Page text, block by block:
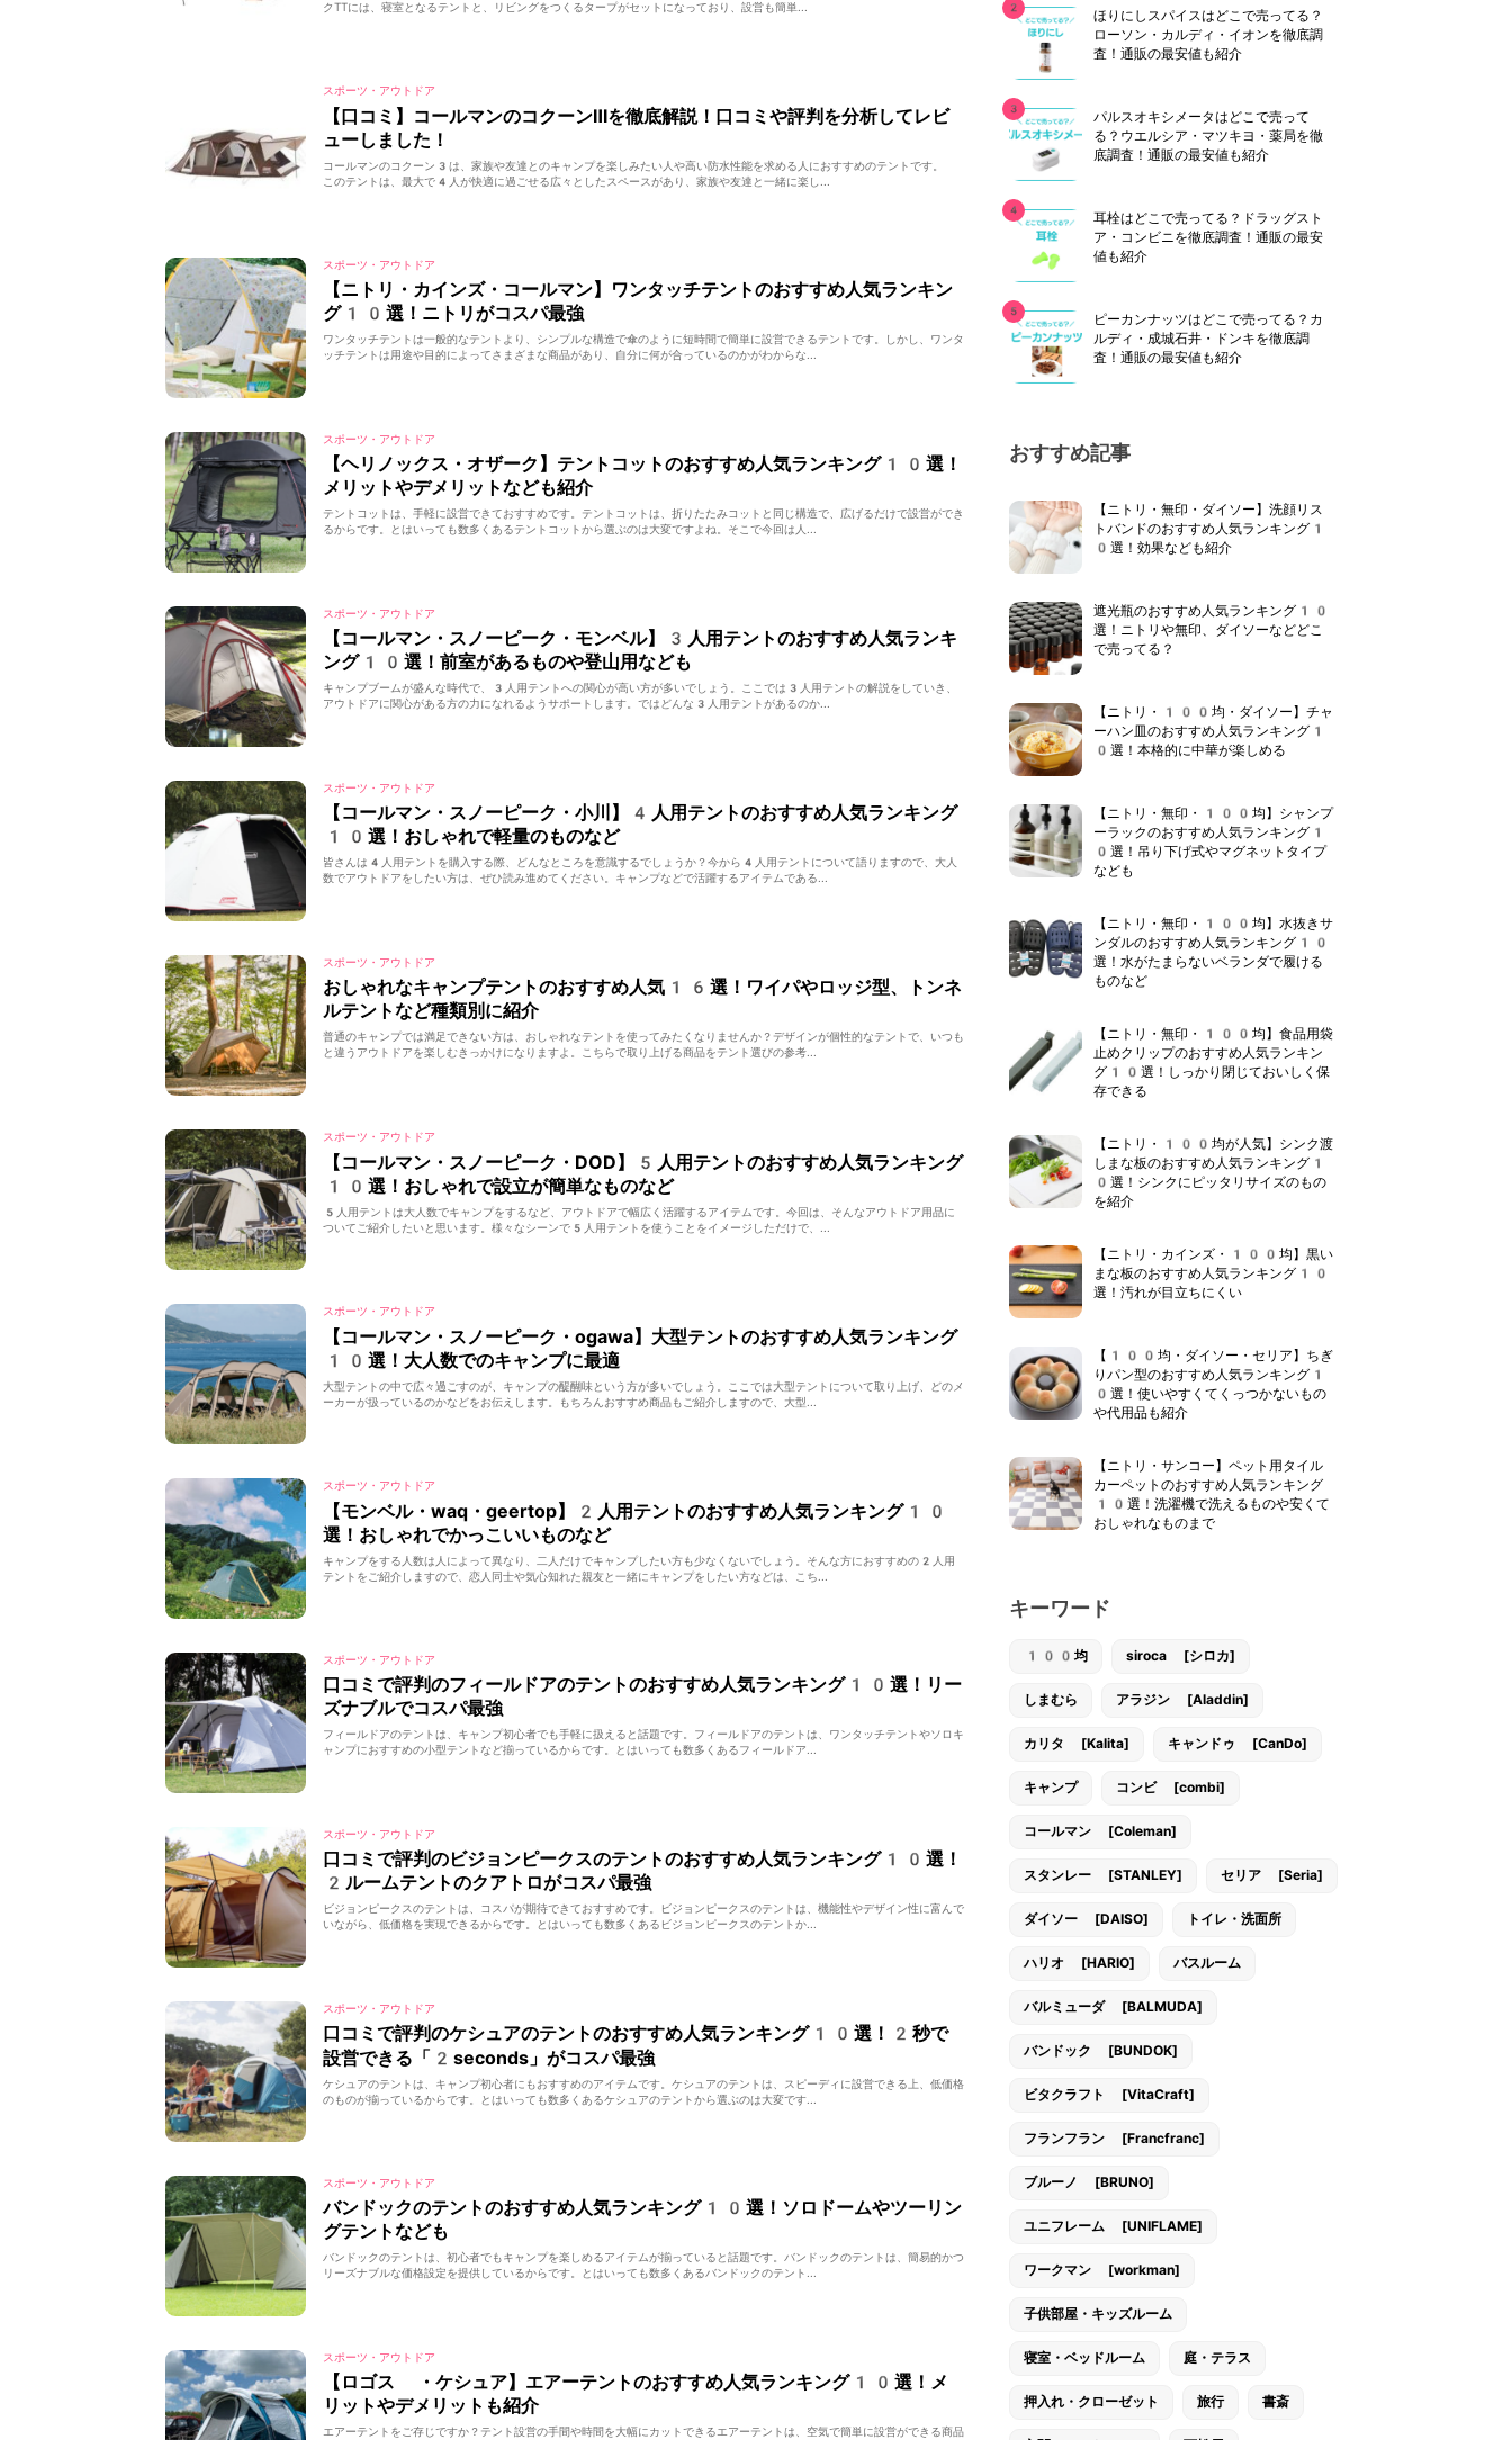
クTTには、寝室となるテントと、リビングをつくるタープがセットになっており、設営も簡単...
スポーツ・アウトドア
【口コミ】コールマンのコクーンⅢを徹底解説！口コミや評判を分析してレビ
ューしました！
コールマンのコクーン3は、家族や友達とのキャンプを楽しみたい人や高い防水性能を求める人におすすめのテントです。
このテントは、最大で4人が快適に過ごせる広々としたスペースがあり、家族や友達と一緒に楽し...
スポーツ・アウトドア
【ニトリ・カインズ・コールマン】ワンタッチテントのおすすめ人気ランキン
グ10選！ニトリがコスパ最強
ワンタッチテントは一般的なテントより、シンプルな構造で傘のように短時間で簡単に設営できるテントです。しかし、ワンタ
ッチテントは用途や目的によってさまざまな商品があり、自分に何が合っているのかがわからな...
スポーツ・アウトドア
【ヘリノックス・オザーク】テントコットのおすすめ人気ランキング10選！
メリットやデメリットなども紹介
テントコットは、手軽に設営できておすすめです。テントコットは、折りたたみコットと同じ構造で、広げるだけで設営ができ
るからです。とはいっても数多くあるテントコットから選ぶのは大変ですよね。そこで今回は人...
スポーツ・アウトドア
【コールマン・スノーピーク・モンベル】3人用テントのおすすめ人気ランキ
ング10選！前室があるものや登山用なども
キャンプブームが盛んな時代で、3人用テントへの関心が高い方が多いでしょう。ここでは3人用テントの解説をしていき、
アウトドアに関心がある方の力になれるようサポートします。ではどんな3人用テントがあるのか...
スポーツ・アウトドア
【コールマン・スノーピーク・小川】4人用テントのおすすめ人気ランキング
10選！おしゃれで軽量のものなど
皆さんは4人用テントを購入する際、どんなところを意識するでしょうか？今から4人用テントについて語りますので、大人
数でアウトドアをしたい方は、ぜひ読み進めてください。キャンプなどで活躍するアイテムである...
スポーツ・アウトドア
おしゃれなキャンプテントのおすすめ人気16選！ワイパやロッジ型、トンネ
ルテントなど種類別に紹介
普通のキャンプでは満足できない方は、おしゃれなテントを使ってみたくなりませんか？デザインが個性的なテントで、いつも
と違うアウトドアを楽しむきっかけになりますよ。こちらで取り上げる商品をテント選びの参考...
スポーツ・アウトドア
【コールマン・スノーピーク・DOD】5人用テントのおすすめ人気ランキング
10選！おしゃれで設立が簡単なものなど
5人用テントは大人数でキャンプをするなど、アウトドアで幅広く活躍するアイテムです。今回は、そんなアウトドア用品に
ついてご紹介したいと思います。様々なシーンで5人用テントを使うことをイメージしただけで、...
スポーツ・アウトドア
【コールマン・スノーピーク・ogawa】大型テントのおすすめ人気ランキング
10選！大人数でのキャンプに最適
大型テントの中で広々過ごすのが、キャンプの醍醐味という方が多いでしょう。ここでは大型テントについて取り上げ、どのメ
ーカーが扱っているのかなどをお伝えします。もちろんおすすめ商品もご紹介しますので、大型...
スポーツ・アウトドア
【モンベル・waq・geertop】2人用テントのおすすめ人気ランキング10
選！おしゃれでかっこいいものなど
キャンプをする人数は人によって異なり、二人だけでキャンプしたい方も少なくないでしょう。そんな方におすすめの2人用
テントをご紹介しますので、恋人同士や気心知れた親友と一緒にキャンプをしたい方などは、こち...
スポーツ・アウトドア
口コミで評判のフィールドアのテントのおすすめ人気ランキング10選！リー
ズナブルでコスパ最強
フィールドアのテントは、キャンプ初心者でも手軽に扱えると話題です。フィールドアのテントは、ワンタッチテントやソロキ
ャンプにおすすめの小型テントなど揃っているからです。とはいっても数多くあるフィールドア...
スポーツ・アウトドア
口コミで評判のビジョンピークスのテントのおすすめ人気ランキング10選！
2ルームテントのクアトロがコスパ最強
ビジョンピークスのテントは、コスパが期待できておすすめです。ビジョンピークスのテントは、機能性やデザイン性に富んで
いながら、低価格を実現できるからです。とはいっても数多くあるビジョンピークスのテントか...
スポーツ・アウトドア
口コミで評判のケシュアのテントのおすすめ人気ランキング10選！2秒で
設営できる「2seconds」がコスパ最強
ケシュアのテントは、キャンプ初心者にもおすすめのアイテムです。ケシュアのテントは、スピーディに設営できる上、低価格
のものが揃っているからです。とはいっても数多くあるケシュアのテントから選ぶのは大変です...
スポーツ・アウトドア
バンドックのテントのおすすめ人気ランキング10選！ソロドームやツーリン
グテントなども
バンドックのテントは、初心者でもキャンプを楽しめるアイテムが揃っていると話題です。バンドックのテントは、簡易的かつ
リーズナブルな価格設定を提供しているからです。とはいっても数多くあるバンドックのテント...
スポーツ・アウトドア
【ロゴス ・ケシュア】エアーテントのおすすめ人気ランキング10選！メ
リットやデメリットも紹介
エアーテントをご存じですか？テント設営の手間や時間を大幅にカットできるエアーテントは、空気で簡単に設営ができる商品
ほりにしスパイスはどこで売ってる？
ローソン・カルディ・イオンを徹底調
査！通販の最安値も紹介
パルスオキシメータはどこで売って
る？ウエルシア・マツキヨ・薬局を徹
底調査！通販の最安値も紹介
耳栓はどこで売ってる？ドラッグスト
ア・コンビニを徹底調査！通販の最安
値も紹介
ピーカンナッツはどこで売ってる？カ
ルディ・成城石井・ドンキを徹底調
査！通販の最安値も紹介
おすすめ記事
【ニトリ・無印・ダイソー】洗顔リス
トバンドのおすすめ人気ランキング1
0選！効果なども紹介
遮光瓶のおすすめ人気ランキング10
選！ニトリや無印、ダイソーなどどこ
で売ってる？
【ニトリ・100均・ダイソー】チャ
ーハン皿のおすすめ人気ランキング1
0選！本格的に中華が楽しめる
【ニトリ・無印・100均】シャンプ
ーラックのおすすめ人気ランキング1
0選！吊り下げ式やマグネットタイプ
なども
【ニトリ・無印・100均】水抜きサ
ンダルのおすすめ人気ランキング10
選！水がたまらないベランダで履ける
ものなど
【ニトリ・無印・100均】食品用袋
止めクリップのおすすめ人気ランキン
グ10選！しっかり閉じておいしく保
存できる
【ニトリ・100均が人気】シンク渡
しまな板のおすすめ人気ランキング1
0選！シンクにピッタリサイズのもの
を紹介
【ニトリ・カインズ・100均】黒い
まな板のおすすめ人気ランキング10
選！汚れが目立ちにくい
【100均・ダイソー・セリア】ちぎ
りパン型のおすすめ人気ランキング1
0選！使いやすくてくっつかないもの
や代用品も紹介
【ニトリ・サンコー】ペット用タイル
カーペットのおすすめ人気ランキング
10選！洗濯機で洗えるものや安くて
おしゃれなものまで
キーワード
100均 siroca [シロカ]
しまむら アラジン [Aladdin]
カリタ [Kalita] キャンドゥ [CanDo]
キャンプ コンビ [combi]
コールマン [Coleman]
スタンレー [STANLEY] セリア [Seria]
ダイソー [DAISO] トイレ・洗面所
ハリオ [HARIO] バスルーム
バルミューダ [BALMUDA]
バンドック [BUNDOK]
ビタクラフト [VitaCraft]
フランフラン [Francfranc]
ブルーノ [BRUNO]
ユニフレーム [UNIFLAME]
ワークマン [workman]
子供部屋・キッズルーム
寝室・ベッドルーム 庭・テラス
押入れ・クローゼット 旅行 書斎